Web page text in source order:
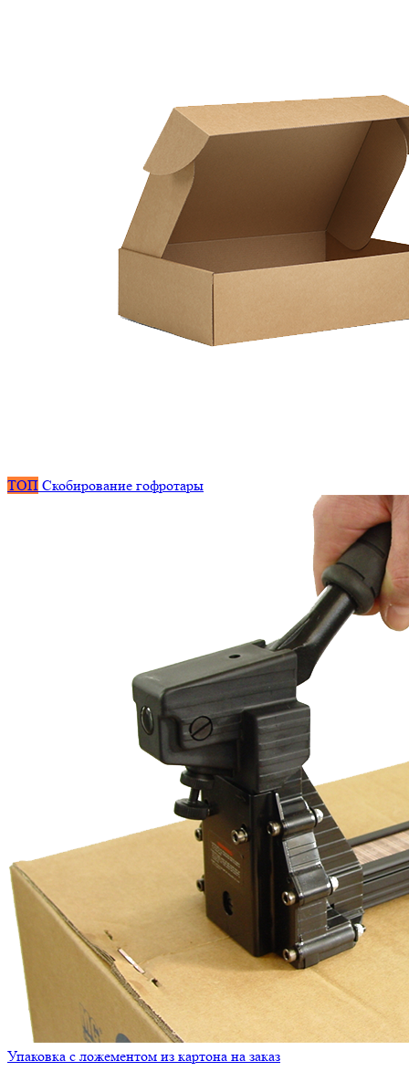
ТОП Скобирование гофротары
Упаковка с ложементом из картона на заказ